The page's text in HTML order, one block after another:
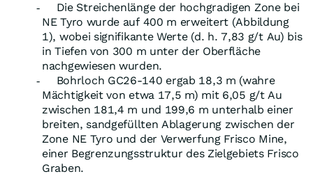
-
Die Streichenlänge der hochgradigen Zone bei
NE Tyro wurde auf 400 m erweitert (Abbildung
1), wobei signifikante Werte (d. h. 7,83 g/t Au) bis
in Tiefen von 300 m unter der Oberfläche
nachgewiesen wurden.
-
Bohrloch GC26-140 ergab 18,3 m (wahre
Mächtigkeit von etwa 17,5 m) mit 6,05 g/t Au
zwischen 181,4 m und 199,6 m unterhalb einer
breiten, sandgefüllten Ablagerung zwischen der
Zone NE Tyro und der Verwerfung Frisco Mine,
einer Begrenzungsstruktur des Zielgebiets Frisco
Graben.